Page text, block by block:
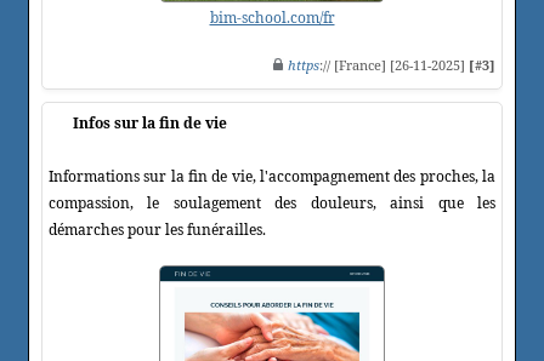
bim-school.com/fr
https:// [France] [26-11-2025] [#3]
Infos sur la fin de vie
Informations sur la fin de vie, l'accompagnement des proches, la
compassion, le soulagement des douleurs, ainsi que les
démarches pour les funérailles.